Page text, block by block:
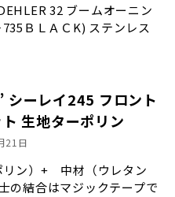
DEHLER 32 ブームオーニン
ＢＬＡＣK) ステンレス
シーレイ245 フロント
生地ターポリン
21日
リン）+ 中材（ウレタン
の結合はマジックテープで